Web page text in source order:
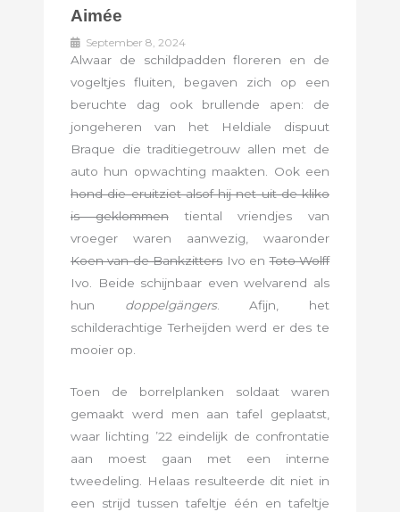
Aimée
September 8, 2024
Alwaar de schildpadden floreren en de
vogeltjes fluiten, begaven zich op een
beruchte dag ook brullende apen: de
jongeheren van het Heldiale dispuut
Braque die traditiegetrouw allen met de
auto hun opwachting maakten. Ook een
hond die eruitziet alsof hij net uit de kliko
is geklommentiental vriendjes van
vroeger waren aanwezig, waaronder
Koen van de BankzittersIvo enToto Wolff
Ivo. Beide schijnbaar even welvarend als
hun doppelgängers. Afijn, het
schilderachtige Terheijden werd er des te
mooier op.
Toen de borrelplanken soldaat waren
gemaakt werd men aan tafel geplaatst,
waar lichting ’22 eindelijk de confrontatie
aan moest gaan met een interne
tweedeling. Helaas resulteerde dit niet in
een strijd tussen tafeltje één en tafeltje